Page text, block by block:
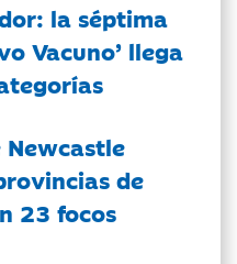
la séptima
Vacuno’ llega
Newcastle
de
23 focos